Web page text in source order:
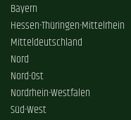
Bayern
Hessen-Thüringen-Mittelrhein
Mitteldeutschland
Nord
Nord-Ost
Nordrhein-Westfalen
Süd-West